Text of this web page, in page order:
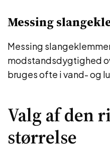
Messing
Messing
modstandsdygtighed
bruges ofte i vand- og
Valg af den
størrelse